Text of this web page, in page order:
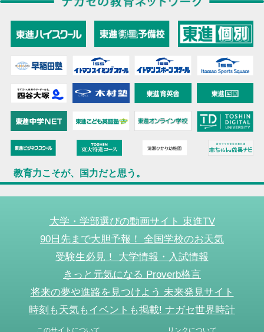
教育力こそが、国力だと思う。
大学・学部選びの動画サイト 東進TV
90日先まで大胆予報！ 全国学校のお天気
受験生必見！ 大学情報・入試情報
きっと元気になる Proverb格言
将来の夢や進路を見つけよう 未来発見サイト
時刻も天気もイベントも掲載! ナガセ世界時計
このサイトについて リンクについて